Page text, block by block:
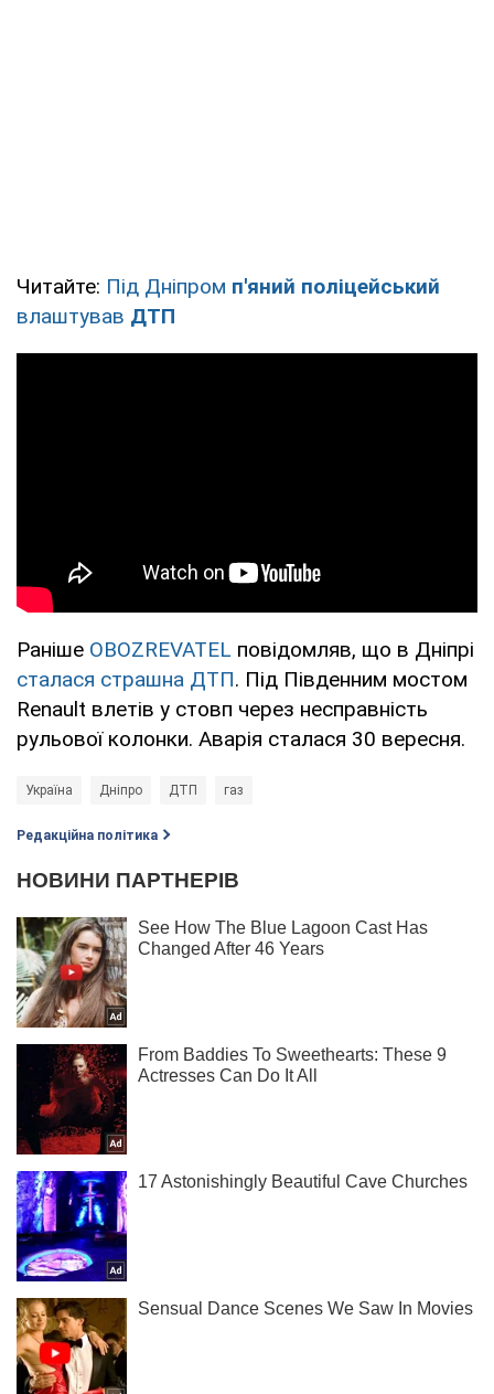
Читайте: Під Дніпром п'яний поліцейський
влаштував ДТП
Раніше OBOZREVATEL повідомляв, що в Дніпрі
сталася страшна ДТП. Під Південним мостом
Renault влетів у стовп через несправність
рульової колонки. Аварія сталася 30 вересня.
Україна Дніпро ДТП газ
Редакційна політика